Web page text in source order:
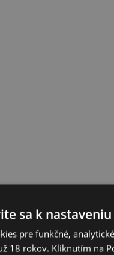
sa k
pre funkčné,
18 rokov. Kliknutím na